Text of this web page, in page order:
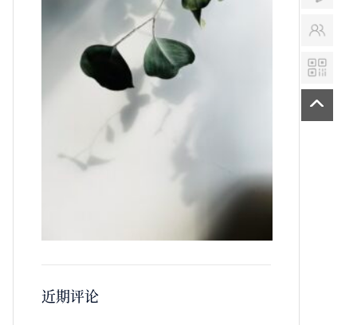
近期评论